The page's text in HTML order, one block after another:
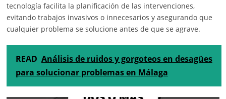
tecnología facilita la planificación de las intervenciones,
evitando trabajos invasivos o innecesarios y asegurando que
cualquier problema se solucione antes de que se agrave.
READ Análisis de ruidos y gorgoteos en desagües
para solucionar problemas en Málaga